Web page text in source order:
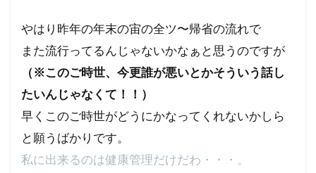
やはり昨年の年末の宙の全ツ〜帰省の流れで
また流行ってるんじゃないかなぁと思うのですが
（※このご時世、今更誰が悪いとかそういう話し
たいんじゃなくて！！）
早くこのご時世がどうにかなってくれないかしら
と願うばかりです。
私に出来るのは健康管理だけだわ・・・。